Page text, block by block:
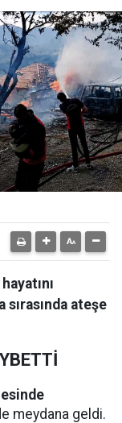
sırasında ateşe
meydana geldi.